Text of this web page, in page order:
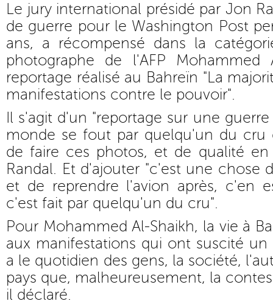
Le jury international présidé par Jon
de guerre pour le Washington Post
ans, a récompensé dans la
photographe de l'AFP Mohammed
reportage réalisé au Bahreïn "La
manifestations contre le pouvoir".
Il s'agit d'un "reportage sur une
monde se fout par quelqu'un du cru
de faire ces photos, et de qualité
Randal. Et d'ajouter "c'est une chose
et de reprendre l'avion après, c'en
c'est fait par quelqu'un du cru".
Pour Mohammed Al-Shaikh, la vie à
aux manifestations qui ont suscité
a le quotidien des gens, la société,
pays que, malheureusement, la
il déclaré.